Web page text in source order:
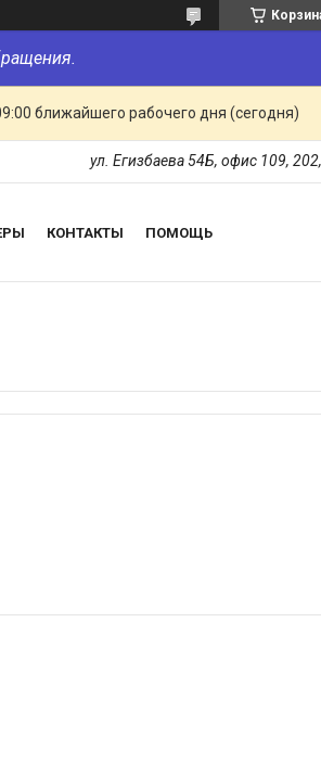
ближайшего рабочего дня (сегодня)
ул. Егизбаева 54Б, офис 109,
КОНТАКТЫ ПОМОЩЬ